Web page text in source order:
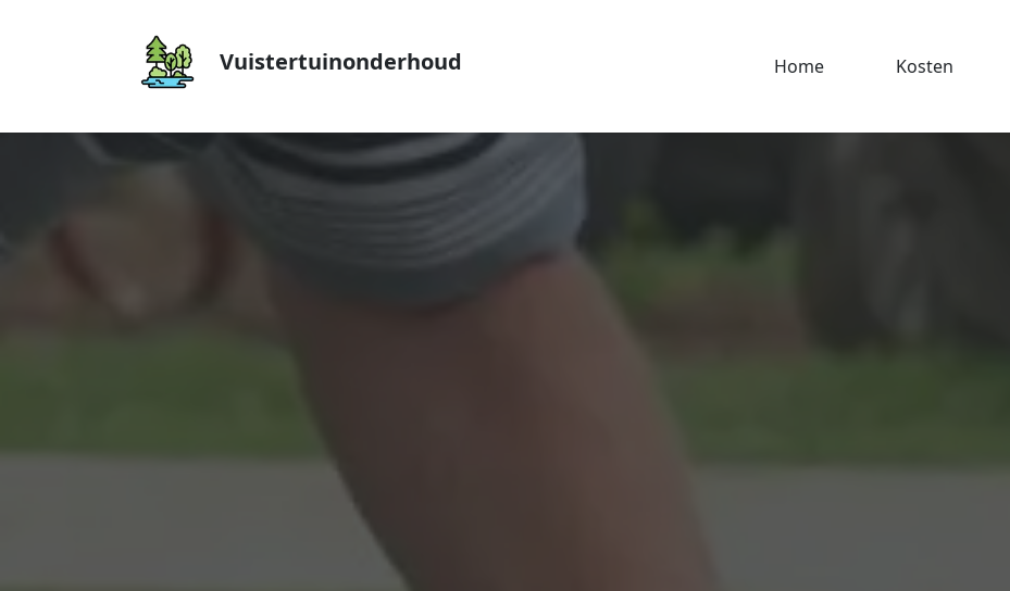
Vuistertuinonderhoud Home Kosten